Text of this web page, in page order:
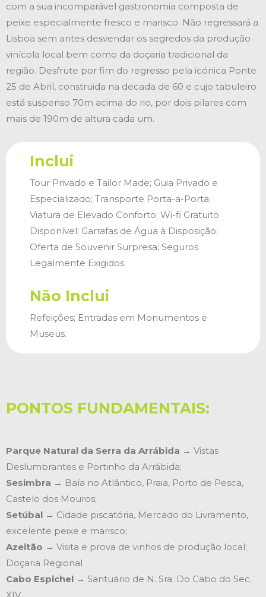
com a sua incomparável gastronomia composta de
peixe especialmente fresco e marisco. Não regressará a
Lisboa sem antes desvendar os segredos da produção
vinícola local bem como da doçaria tradicional da
região. Desfrute por fim do regresso pela icónica Ponte
25 de Abril, construida na decada de 60 e cujo tabuleiro
está suspenso 70m acima do rio, por dois pilares com
mais de 190m de altura cada um.
Inclui
Tour Privado e Tailor Made; Guia Privado e
Especializado; Transporte Porta-a-Porta:
Viatura de Elevado Conforto; Wi-fi Gratuito
Disponível; Garrafas de Água à Disposição;
Oferta de Souvenir Surpresa; Seguros
Legalmente Exigidos.
Não Inclui
Refeições; Entradas em Monumentos e
Museus.
PONTOS FUNDAMENTAIS:
Parque Natural da Serra da Arrábida → Vistas
Deslumbrantes e Portinho da Arrábida;
Sesimbra → Baía no Atlântico, Praia, Porto de Pesca,
Castelo dos Mouros;
Setúbal → Cidade piscatória, Mercado do Livramento,
excelente peixe e marisco;
Azeitão → Visita e prova de vinhos de produção local;
Doçaria Regional
Cabo Espichel → Santuário de N. Sra. Do Cabo do Sec.